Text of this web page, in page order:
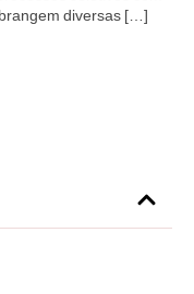
diversas […]